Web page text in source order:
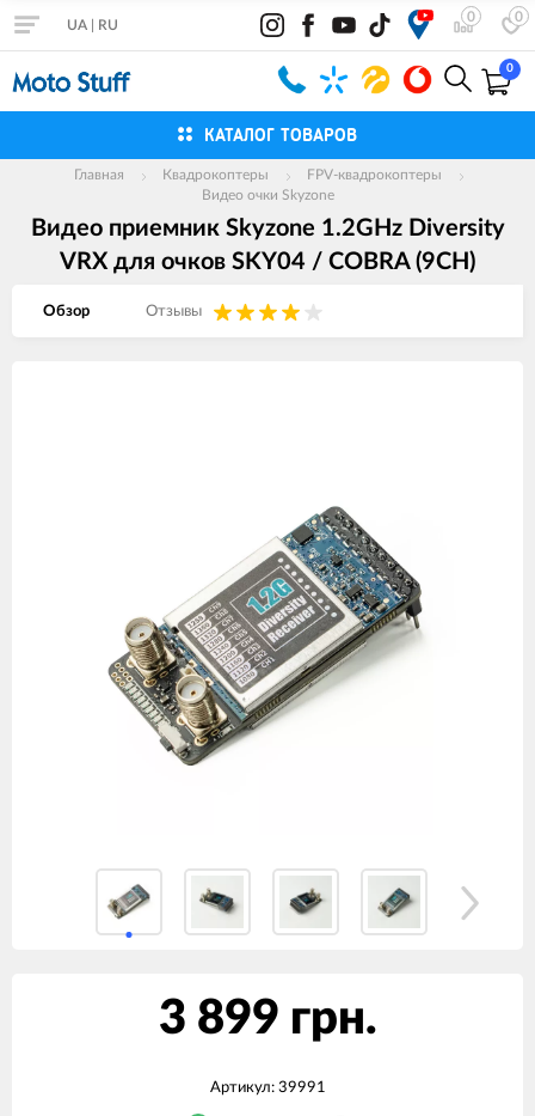
0 0
UA RU
0
КАТАЛОГ ТОВАРОВ
Главная Квадрокоптеры
FPV-квадрокоптеры
Видео очки Skyzone
Видео приемник Skyzone 1.2GHz Diversity
VRX для очков SKY04 / COBRA (9CH)
Обзор Отзывы
3 899 грн.
Артикул: 39991